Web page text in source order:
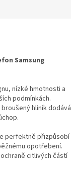
Samsung
nízké hmotnosti a
podmínkách.
hliník dodává
perfektně přizpůsobí
opotřebení.
citlivých částí